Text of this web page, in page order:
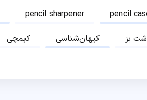
pencil sharpener pencil
کیمچی کیهان‌شناسی بز